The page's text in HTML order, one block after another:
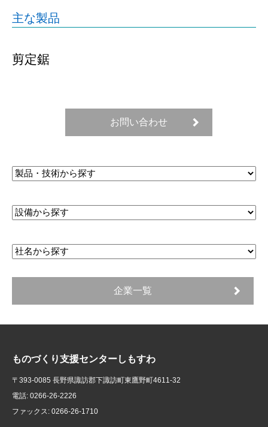
主な製品
剪定鋸
お問い合わせ
企業一覧
ものづくり支援センターしもすわ
〒393-0085 長野県諏訪郡下諏訪町東鷹野町4611-32
電話: 0266-26-2226
ファックス: 0266-26-1710